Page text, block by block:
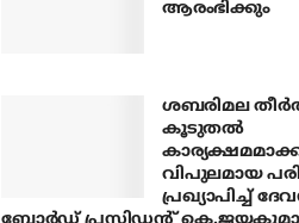
ആരംഭിക്കും
ശബരിമല
കൂടുതല്‍
വിപുലമായ
പ്രഖ്യാപിച്ച്